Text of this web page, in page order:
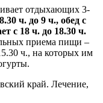
отдыхающих 3-
ч. до 9 ч., обед с
с 18 ч. до 18.30 ч.
приема пищи –
ч., на которых им